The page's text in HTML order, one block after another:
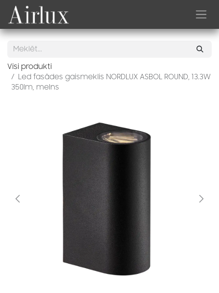
Skip to Content
Visi produkti
Led fasādes gaismeklis NORDLUX ASBOL ROUND, 13.3W
350lm, melns